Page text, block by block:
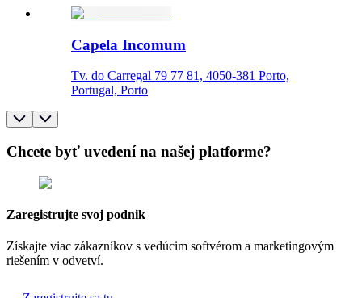
Capela Incomum
Tv. do Carregal 79 77 81, 4050-381 Porto,
Portugal, Porto
Chcete byť uvedení na našej platforme?
Zaregistrujte svoj podnik
Získajte viac zákazníkov s vedúcim softvérom a marketingovým
riešením v odvetví.